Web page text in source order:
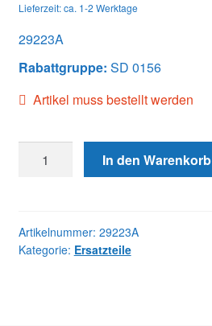
Lieferzeit: ca. 1-2 Werktage
29223A
Rabattgruppe: SD 0156
Artikel muss bestellt werden
NOZZLE
Menge
In den Warenkorb
Artikelnummer: 29223A
Kategorie: Ersatzteile